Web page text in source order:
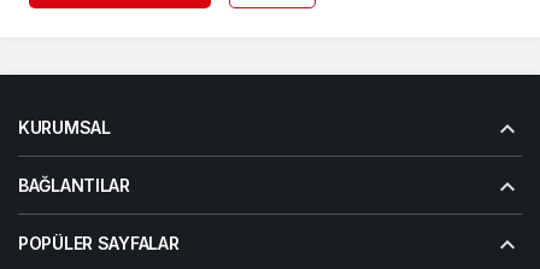
KURUMSAL
BAĞLANTILAR
POPÜLER SAYFALAR